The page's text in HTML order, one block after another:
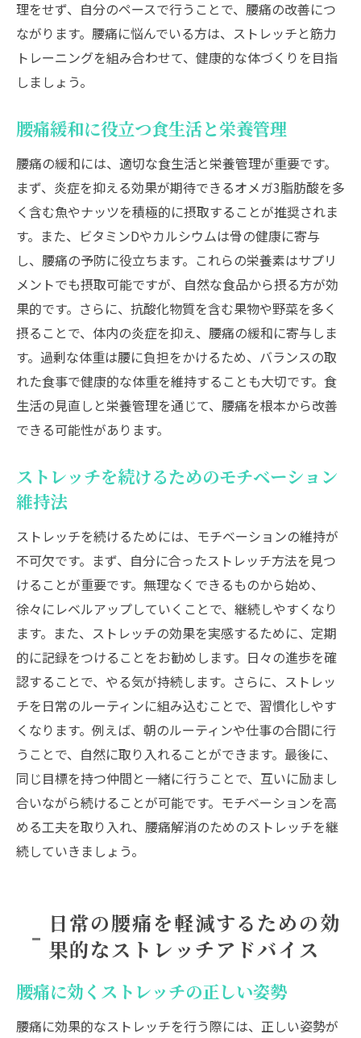
理をせず、自分のペースで行うことで、腰痛の改善につ
ながります。腰痛に悩んでいる方は、ストレッチと筋力
トレーニングを組み合わせて、健康的な体づくりを目指
しましょう。
腰痛緩和に役立つ食生活と栄養管理
腰痛の緩和には、適切な食生活と栄養管理が重要です。
まず、炎症を抑える効果が期待できるオメガ3脂肪酸を多
く含む魚やナッツを積極的に摂取することが推奨されま
す。また、ビタミンDやカルシウムは骨の健康に寄与
し、腰痛の予防に役立ちます。これらの栄養素はサプリ
メントでも摂取可能ですが、自然な食品から摂る方が効
果的です。さらに、抗酸化物質を含む果物や野菜を多く
摂ることで、体内の炎症を抑え、腰痛の緩和に寄与しま
す。過剰な体重は腰に負担をかけるため、バランスの取
れた食事で健康的な体重を維持することも大切です。食
生活の見直しと栄養管理を通じて、腰痛を根本から改善
できる可能性があります。
ストレッチを続けるためのモチベーション
維持法
ストレッチを続けるためには、モチベーションの維持が
不可欠です。まず、自分に合ったストレッチ方法を見つ
けることが重要です。無理なくできるものから始め、
徐々にレベルアップしていくことで、継続しやすくなり
ます。また、ストレッチの効果を実感するために、定期
的に記録をつけることをお勧めします。日々の進歩を確
認することで、やる気が持続します。さらに、ストレッ
チを日常のルーティンに組み込むことで、習慣化しやす
くなります。例えば、朝のルーティンや仕事の合間に行
うことで、自然に取り入れることができます。最後に、
同じ目標を持つ仲間と一緒に行うことで、互いに励まし
合いながら続けることが可能です。モチベーションを高
める工夫を取り入れ、腰痛解消のためのストレッチを継
続していきましょう。
日常の腰痛を軽減するための効
果的なストレッチアドバイス
腰痛に効くストレッチの正しい姿勢
腰痛に効果的なストレッチを行う際には、正しい姿勢が